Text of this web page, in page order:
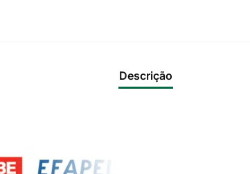
Descrição